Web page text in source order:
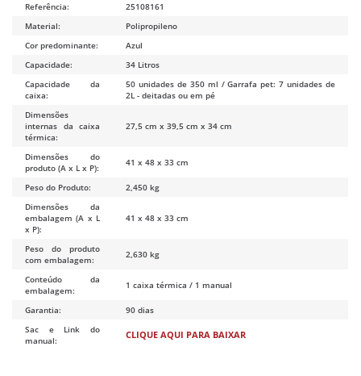
Referência:
25108161
Material:
Polipropileno
Cor predominante:
Azul
Capacidade:
34 Litros
Capacidade da
caixa:
50 unidades de 350 ml / Garrafa pet: 7 unidades de
2L - deitadas ou em pé
Dimensões
internas da caixa
térmica:
27,5 cm x 39,5 cm x 34 cm
Dimensões do
produto (A x L x P):
41 x 48 x 33 cm
Peso do Produto:
2,450 kg
Dimensões da
embalagem (A x L
x P):
41 x 48 x 33 cm
Peso do produto
com embalagem:
2,630 kg
Conteúdo da
embalagem:
1 caixa térmica / 1 manual
Garantia:
90 dias
Sac e Link do
manual:
CLIQUE AQUI PARA BAIXAR